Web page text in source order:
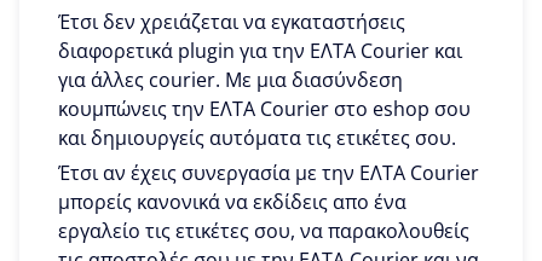
Έτσι δεν χρειάζεται να εγκαταστήσεις
διαφορετικά plugin για την ΕΛΤΑ Courier και
για άλλες courier. Με μια διασύνδεση
κουμπώνεις την ΕΛΤΑ Courier στο eshop σου
και δημιουργείς αυτόματα τις ετικέτες σου.
Έτσι αν έχεις συνεργασία με την ΕΛΤΑ Courier
μπορείς κανονικά να εκδίδεις απο ένα
εργαλείο τις ετικέτες σου, να παρακολουθείς